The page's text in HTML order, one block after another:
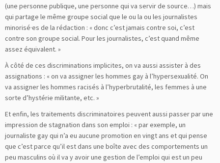
(une personne publique, une personne qui va servir de source…) mais
qui partage le même groupe social que le ou la ou les journalistes
minorisé·es de la rédaction : « donc c’est jamais contre soi, c’est
contre son groupe social. Pour les journalistes, c’est quand même
assez équivalent. »
À côté de ces discriminations implicites, on va aussi assister à des
assignations : « on va assigner les hommes gay à l’hypersexualité. On
va assigner les hommes racisés à l’hyperbrutalité, les femmes à une
sorte d’hystérie militante, etc. »
Et enfin, les traitements discriminatoires peuvent aussi passer par une
impression de stagnation dans son emploi : « par exemple, un
journaliste gay qui n’a eu aucune promotion en vingt ans et qui pense
que c’est parce qu’il est dans une boîte avec des comportements un
peu masculins où il va y avoir une gestion de l’emploi qui est un peu